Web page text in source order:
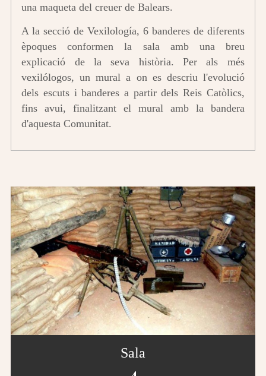
una maqueta del creuer de Balears.
A la secció de Vexilología, 6 banderes de diferents
èpoques conformen la sala amb una breu
explicació de la seva història. Per als més
vexilólogos, un mural a on es descriu l'evolució
dels escuts i banderes a partir dels Reis Catòlics,
fins avui, finalitzant el mural amb la bandera
d'aquesta Comunitat.
Sala